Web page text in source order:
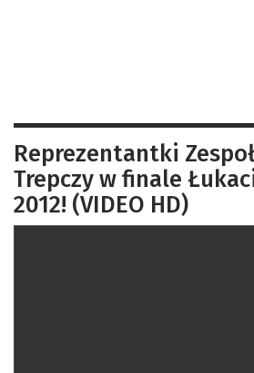
Reprezentantki
Trepczy w finale
2012! (VIDEO HD)